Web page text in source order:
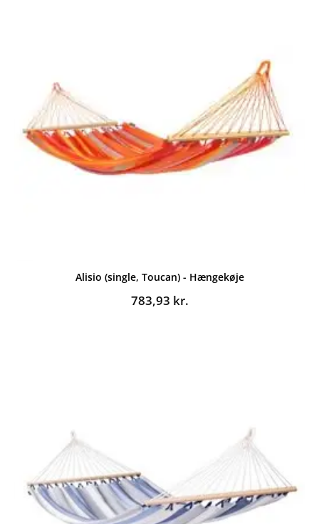
Alisio (single, Toucan) - Hængekøje
783,93 kr.